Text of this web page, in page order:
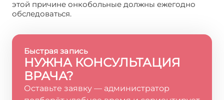
этой причине онкобольные должны ежегодно
обследоваться.
Быстрая запись
НУЖНА КОНСУЛЬТАЦИЯ
ВРАЧА?
Оставьте заявку — администратор